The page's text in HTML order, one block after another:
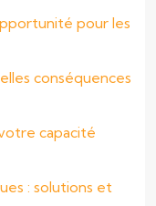
pour les
conséquences
capacité
: solutions et